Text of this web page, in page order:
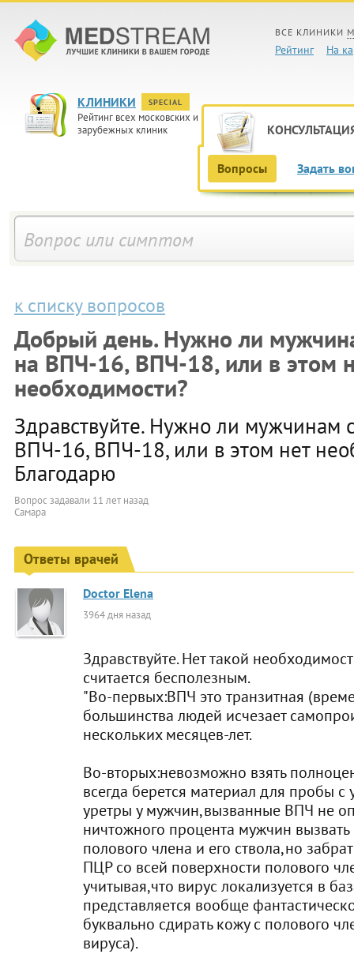
ВСЕ КЛИНИКИ
Рейтинг На
КЛИНИКИ SPECIAL
Рейтинг всех московских и
зарубежных клиник
Вопросы Задать
к списку вопросов
Добрый день. Нужно ли
на ВПЧ-16, ВПЧ-18, или в этом
необходимости?
Здравствуйте. Нужно ли мужчинам
ВПЧ-16, ВПЧ-18, или в этом нет
Благодарю
Вопрос задавали 11 лет назад
Самара
Ответы врачей
Doctor Elena
3964 дня назад
Здравствуйте. Нет такой
считается бесполезным.
"Во-первых:ВПЧ это транзитная
большинства людей исчезает
нескольких месяцев-лет.
Во-вторых:невозможно взять
всегда берется материал для пробы
уретры у мужчин,вызванные ВПЧ не
ничтожного процента мужчин вызвать
полового члена и его ствола,но
ПЦР со всей поверхности полового
учитывая,что вирус локализуется в
представляется вообще
буквально сдирать кожу с полового
вируса).